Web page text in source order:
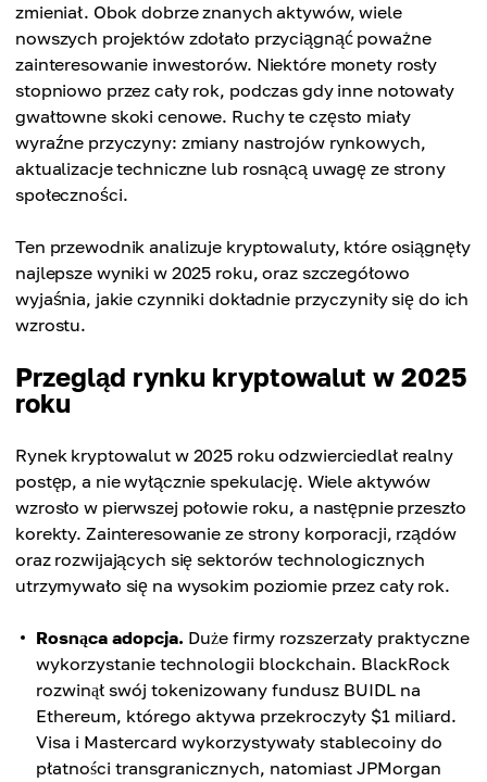
zmieniał. Obok dobrze znanych aktywów, wiele
nowszych projektów zdołało przyciągnąć poważne
zainteresowanie inwestorów. Niektóre monety rosły
stopniowo przez cały rok, podczas gdy inne notowały
gwałtowne skoki cenowe. Ruchy te często miały
wyraźne przyczyny: zmiany nastrojów rynkowych,
aktualizacje techniczne lub rosnącą uwagę ze strony
społeczności.
Ten przewodnik analizuje kryptowaluty, które osiągnęły
najlepsze wyniki w 2025 roku, oraz szczegółowo
wyjaśnia, jakie czynniki dokładnie przyczyniły się do ich
wzrostu.
Przegląd rynku kryptowalut w 2025
roku
Rynek kryptowalut w 2025 roku odzwierciedlał realny
postęp, a nie wyłącznie spekulację. Wiele aktywów
wzrosło w pierwszej połowie roku, a następnie przeszło
korekty. Zainteresowanie ze strony korporacji, rządów
oraz rozwijających się sektorów technologicznych
utrzymywało się na wysokim poziomie przez cały rok.
Rosnąca adopcja. Duże firmy rozszerzały praktyczne
wykorzystanie technologii blockchain. BlackRock
rozwinął swój tokenizowany fundusz BUIDL na
Ethereum, którego aktywa przekroczyły $1 miliard.
Visa i Mastercard wykorzystywały stablecoiny do
płatności transgranicznych, natomiast JPMorgan